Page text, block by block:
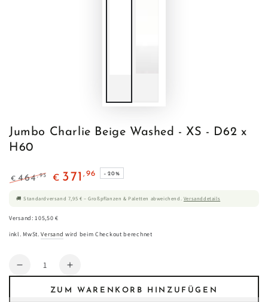
Jumbo Charlie Beige Washed - XS - D62 x
H60
Preis
€ 464,95 € 371 ,96 –20%
🚚 Standardversand 7,95 € – Großpflanzen & Paletten abweichend. Versanddetails
Versand: 105,50 €
inkl. MwSt.Versand wird beim Checkout berechnet
Anzahl
Verringere
Menge
Erhöhe
Menge
ZUM WARENKORB HINZUFÜGEN